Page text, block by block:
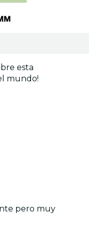
esta
mundo!
pero muy